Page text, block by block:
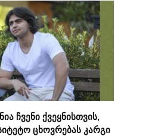
ჩვენი ქვეყნისთვის,
ცხოვრებას კარგი